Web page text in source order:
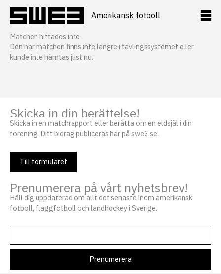
innehåll
Amerikansk fotboll
Matchen hittades inte
Den här matchen finns inte längre i tävlingssystemet eller
kunde inte hämtas just nu.
Skicka in din berättelse!
Skicka in en matchrapport eller berätta om en eldsjäl i din
förening. Ditt bidrag publiceras här på swe3.se.
Till formuläret
Prenumerera på vårt nyhetsbrev!
Håll dig uppdaterad om allt det senaste inom amerikansk
fotboll, flaggfotboll och landhockey i Sverige.